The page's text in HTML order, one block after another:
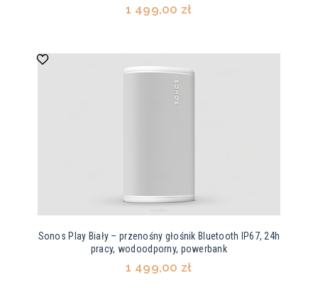
1 499,00 zł
Sonos Play Biały – przenośny głośnik Bluetooth IP67, 24h
pracy, wodoodporny, powerbank
1 499,00 zł